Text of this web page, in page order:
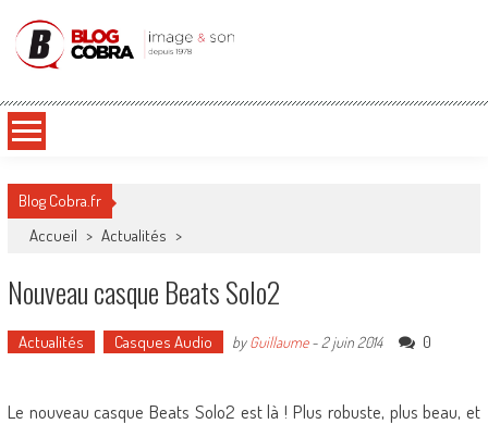
Blog Cobra
Blog Cobra.fr
Accueil > Actualités >
Nouveau casque Beats Solo2
Actualités Casques Audio byGuillaume- 2 juin 2014 0
Le nouveau casque Beats Solo2 est là ! Plus robuste, plus beau, et